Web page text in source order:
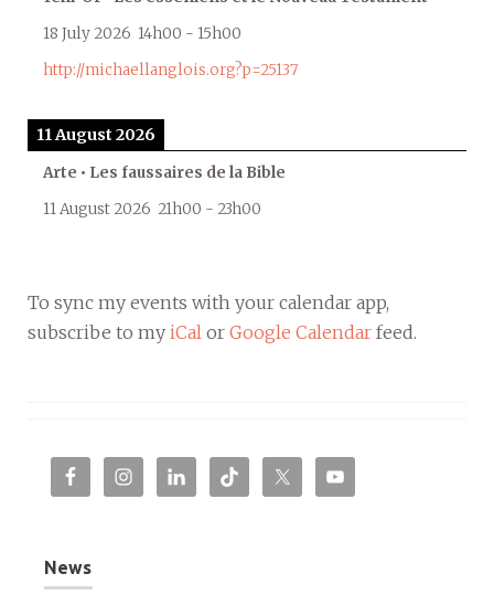
18 July 2026 14h00 - 15h00
http://michaellanglois.org?p=25137
11 August 2026
Arte • Les faussaires de la Bible
11 August 2026 21h00 - 23h00
To sync my events with your calendar app,
subscribe to my iCal or Google Calendar feed.
News